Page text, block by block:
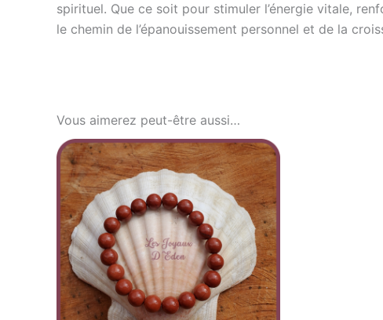
spirituel. Que ce soit pour stimuler l’énergie vitale,
le chemin de l’épanouissement personnel et de la
Vous aimerez peut-être aussi…
Plage
de
prix :
16,00 €
à
21,90 €
Ce
produit
a
plusieurs
variations.
Les
options
peuvent
être